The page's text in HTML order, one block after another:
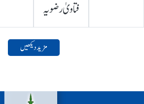
فتاویٰ رضویہ
مزید دیکھیں